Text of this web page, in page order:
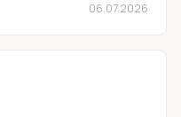
06.07.2026